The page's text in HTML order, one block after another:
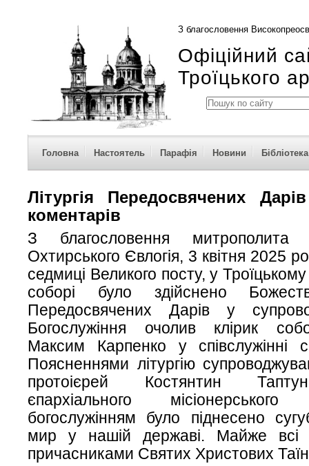
З благословення
Офіційний
Троїцького
Головна Настоятель Парафія Новини Бібліотека
Літургія Передосвячених
коментарів
З благословення митрополита
Охтирського Євлогія, 3 квітня 2025
седмиці Великого посту, у
соборі було здійснено
Передосвячених Дарів у
Богослужіння очолив клірик
Максим Карпенко у співслужінні
Поясненнями літургію
протоієрей Костянтин
єпархіального
богослужінням було піднесено
мир у нашій державі. Майже всі
причасниками Святих Христових